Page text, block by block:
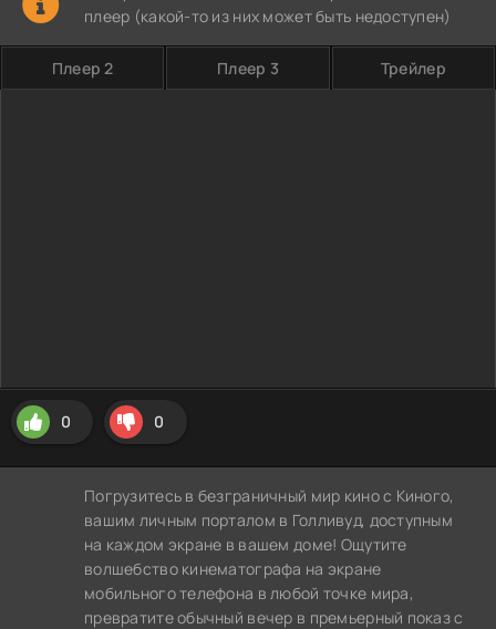
плеер (какой-то из них может быть недоступен)
Плеер 2 Плеер 3 Трейлер
0 0
Погрузитесь в безграничный мир кино с Киного,
вашим личным порталом в Голливуд, доступным
на каждом экране в вашем доме! Ощутите
волшебство кинематографа на экране
мобильного телефона в любой точке мира,
превратите обычный вечер в премьерный показ с